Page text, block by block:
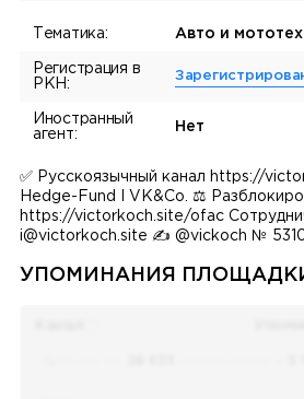
Тематика: Авто и
Регистрация в
РКН:
Иностранный
агент:
Нет
✅ Русскоязычный канал https://
Hedge-Fund I VK&Co. ⚖️
https://victorkoch.site/ofac
i@victorkoch.site ✍️ @vickoch №
УПОМИНАНИЯ